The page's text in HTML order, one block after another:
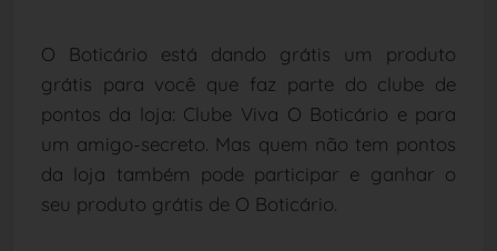
O Boticário está dando grátis um produto
grátis para você que faz parte do clube de
pontos da loja: Clube Viva O Boticário e para
um amigo-secreto. Mas quem não tem pontos
da loja também pode participar e ganhar o
seu produto grátis de O Boticário.